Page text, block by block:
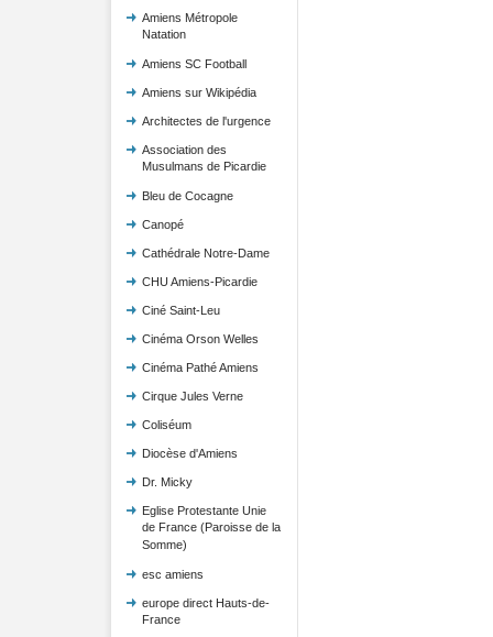
Amiens Métropole
Natation
Amiens SC Football
Amiens sur Wikipédia
Architectes de l'urgence
Association des
Musulmans de Picardie
Bleu de Cocagne
Canopé
Cathédrale Notre-Dame
CHU Amiens-Picardie
Ciné Saint-Leu
Cinéma Orson Welles
Cinéma Pathé Amiens
Cirque Jules Verne
Coliséum
Diocèse d'Amiens
Dr. Micky
Eglise Protestante Unie
de France (Paroisse de la
Somme)
esc amiens
europe direct Hauts-de-
France